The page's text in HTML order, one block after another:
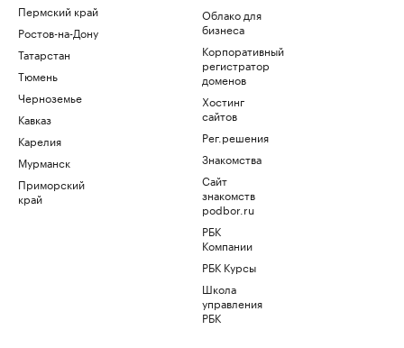
Пермский край
Ростов-на-Дону
Татарстан
Тюмень
Черноземье
Кавказ
Карелия
Мурманск
Приморский
край
Облако для
бизнеса
Корпоративный
регистратор
доменов
Хостинг
сайтов
Рег.решения
Знакомства
Сайт
знакомств
podbor.ru
РБК
Компании
РБК Курсы
Школа
управления
РБК